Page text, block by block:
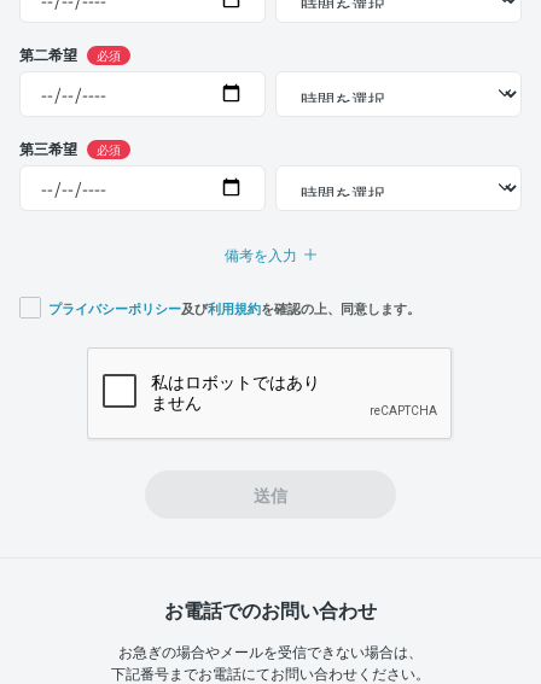
第二希望 必須
第三希望 必須
備考を入力
プライバシーポリシー及び利用規約を確認の上、同意します。
送信
お電話でのお問い合わせ
お急ぎの場合やメールを受信できない場合は、
下記番号までお電話にてお問い合わせください。